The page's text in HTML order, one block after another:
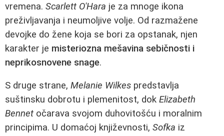
vremena. Scarlett O'Hara je za mnoge ikona
preživljavanja i neumoljive volje. Od razmažene
devojke do žene koja se bori za opstanak, njen
karakter je misteriozna mešavina sebičnosti i
neprikosnovene snage.
S druge strane, Melanie Wilkes predstavlja
suštinsku dobrotu i plemenitost, dok Elizabeth
Bennet očarava svojom duhovitošću i moralnim
principima. U domaćoj književnosti, Sofka iz